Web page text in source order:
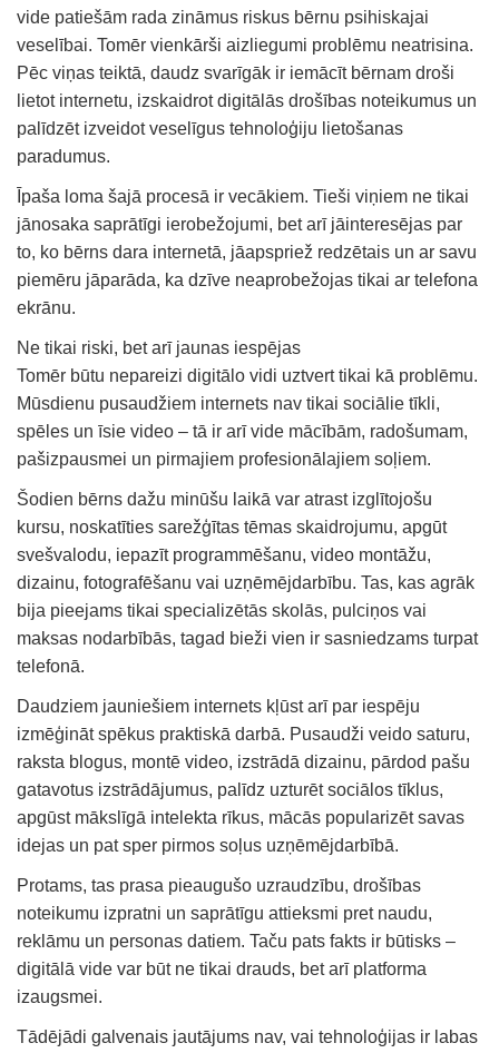
vide patiešām rada zināmus riskus bērnu psihiskajai
veselībai. Tomēr vienkārši aizliegumi problēmu neatrisina.
Pēc viņas teiktā, daudz svarīgāk ir iemācīt bērnam droši
lietot internetu, izskaidrot digitālās drošības noteikumus un
palīdzēt izveidot veselīgus tehnoloģiju lietošanas
paradumus.
Īpaša loma šajā procesā ir vecākiem. Tieši viņiem ne tikai
jānosaka saprātīgi ierobežojumi, bet arī jāinteresējas par
to, ko bērns dara internetā, jāapspriež redzētais un ar savu
piemēru jāparāda, ka dzīve neaprobežojas tikai ar telefona
ekrānu.
Ne tikai riski, bet arī jaunas iespējas
Tomēr būtu nepareizi digitālo vidi uztvert tikai kā problēmu.
Mūsdienu pusaudžiem internets nav tikai sociālie tīkli,
spēles un īsie video – tā ir arī vide mācībām, radošumam,
pašizpausmei un pirmajiem profesionālajiem soļiem.
Šodien bērns dažu minūšu laikā var atrast izglītojošu
kursu, noskatīties sarežģītas tēmas skaidrojumu, apgūt
svešvalodu, iepazīt programmēšanu, video montāžu,
dizainu, fotografēšanu vai uzņēmējdarbību. Tas, kas agrāk
bija pieejams tikai specializētās skolās, pulciņos vai
maksas nodarbībās, tagad bieži vien ir sasniedzams turpat
telefonā.
Daudziem jauniešiem internets kļūst arī par iespēju
izmēģināt spēkus praktiskā darbā. Pusaudži veido saturu,
raksta blogus, montē video, izstrādā dizainu, pārdod pašu
gatavotus izstrādājumus, palīdz uzturēt sociālos tīklus,
apgūst mākslīgā intelekta rīkus, mācās popularizēt savas
idejas un pat sper pirmos soļus uzņēmējdarbībā.
Protams, tas prasa pieaugušo uzraudzību, drošības
noteikumu izpratni un saprātīgu attieksmi pret naudu,
reklāmu un personas datiem. Taču pats fakts ir būtisks –
digitālā vide var būt ne tikai drauds, bet arī platforma
izaugsmei.
Tādējādi galvenais jautājums nav, vai tehnoloģijas ir labas